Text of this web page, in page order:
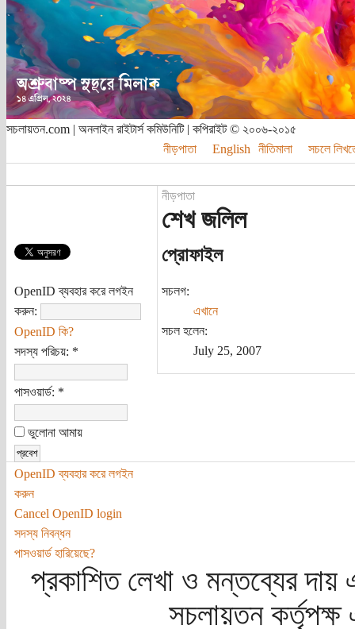
সচলায়তন.com | অনলাইন রাইটার্স কমিউনিটি | কপিরাইট © ২০০৬-২০১৫
নীড়পাতা
English নীতিমালা সচলে
OpenID ব্যবহার করে লগইন
করুন:
OpenID কি?
সদস্য পরিচয়: *
পাসওয়ার্ড: *
ভুলোনা আমায়
OpenID ব্যবহার করে লগইন
করুন
Cancel OpenID login
সদস্য নিবন্ধন
পাসওয়ার্ড হারিয়েছে?
নীড়পাতা
শেখ জলিল
প্রোফাইল
সচলগ:
এখানে
সচল হলেন:
July 25, 2007
প্রকাশিত লেখা ও মন্তব্যের দায়
সচলায়তন